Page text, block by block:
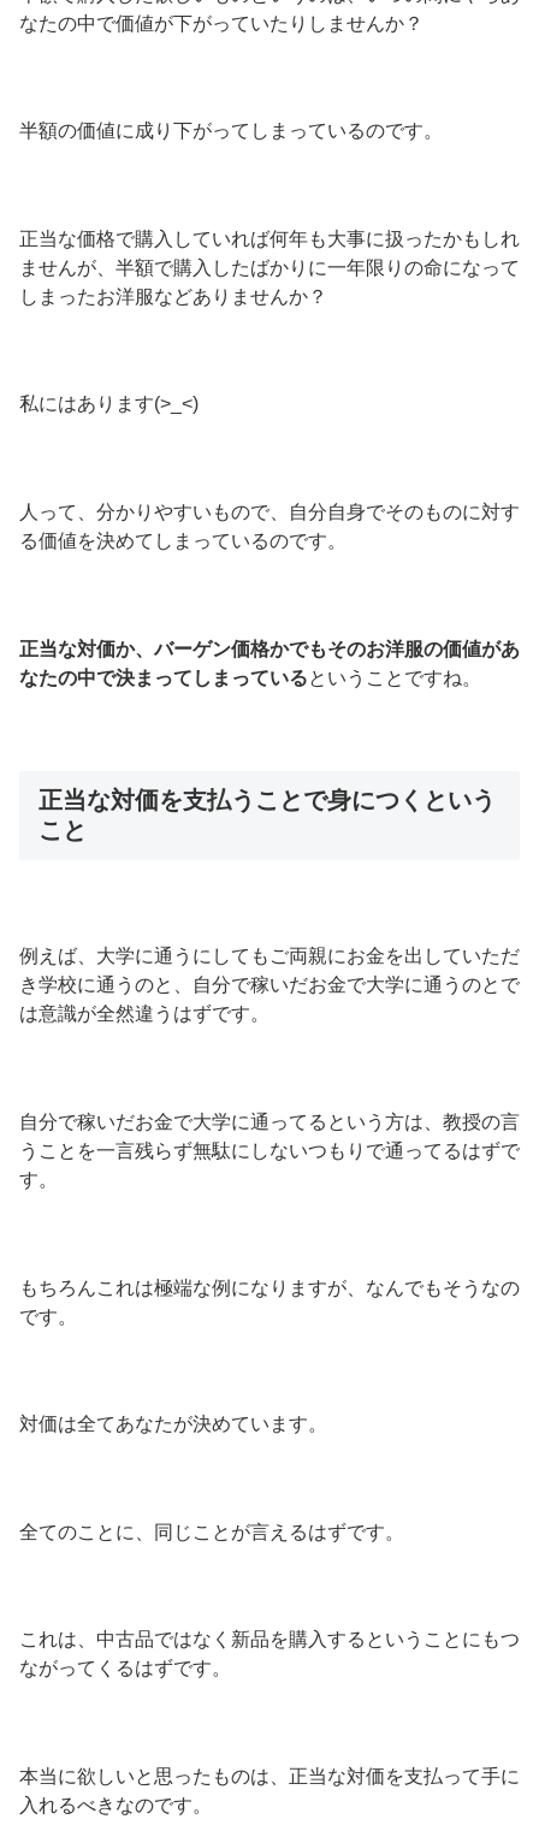
なたの中で価値が下がっていたりしませんか？
半額の価値に成り下がってしまっているのです。
正当な価格で購入していれば何年も大事に扱ったかもしれ
ませんが、半額で購入したばかりに一年限りの命になって
しまったお洋服などありませんか？
私にはあります(>_<)
人って、分かりやすいもので、自分自身でそのものに対す
る価値を決めてしまっているのです。
正当な対価か、バーゲン価格かでもそのお洋服の価値があ
なたの中で決まってしまっているということですね。
正当な対価を支払うことで身につくという
こと
例えば、大学に通うにしてもご両親にお金を出していただ
き学校に通うのと、自分で稼いだお金で大学に通うのとで
は意識が全然違うはずです。
自分で稼いだお金で大学に通ってるという方は、教授の言
うことを一言残らず無駄にしないつもりで通ってるはずで
す。
もちろんこれは極端な例になりますが、なんでもそうなの
です。
対価は全てあなたが決めています。
全てのことに、同じことが言えるはずです。
これは、中古品ではなく新品を購入するということにもつ
ながってくるはずです。
本当に欲しいと思ったものは、正当な対価を支払って手に
入れるべきなのです。